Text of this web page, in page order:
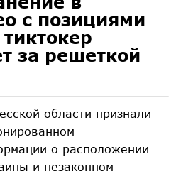
с позициями
за решеткой
области признали
о расположении
и незаконном